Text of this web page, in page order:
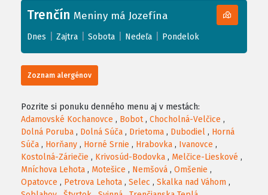
+
−
Trenčín Meniny má Jozefína
Dnes Zajtra Sobota Nedeľa Pondelok
Zoznam alergénov
Pozrite si ponuku denného menu aj v mestách:
Adamovské Kochanovce , Bobot, Chocholná-Velčice ,
Dolná Poruba , Dolná Súča , Drietoma , Dubodiel , Horná
Súča , Horňany , Horné Srnie , Hrabovka , Ivanovce ,
Kostolná-Záriečie , Krivosúd-Bodovka , Melčice-Lieskové ,
Mníchova Lehota , Motešice , Nemšová , Omšenie ,
Opatovce , Petrova Lehota , Selec , Skalka nad Váhom ,